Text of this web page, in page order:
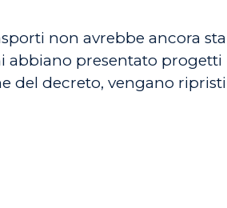
non avrebbe ancora
abbiano presentato
del decreto, vengano